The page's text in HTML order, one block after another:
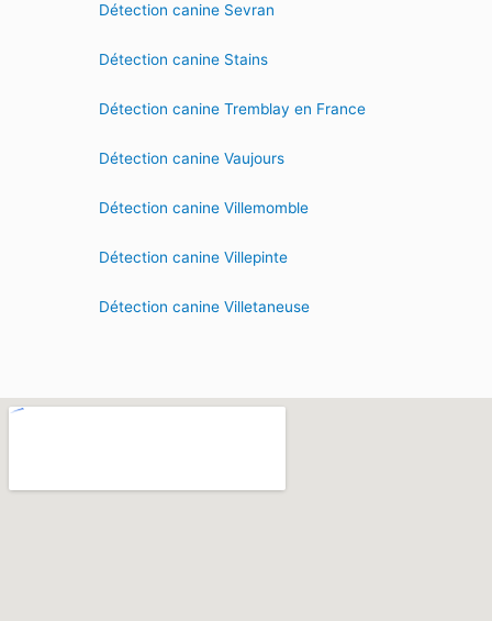
Détection canine Sevran
Détection canine Stains
Détection canine Tremblay en France
Détection canine Vaujours
Détection canine Villemomble
Détection canine Villepinte
Détection canine Villetaneuse